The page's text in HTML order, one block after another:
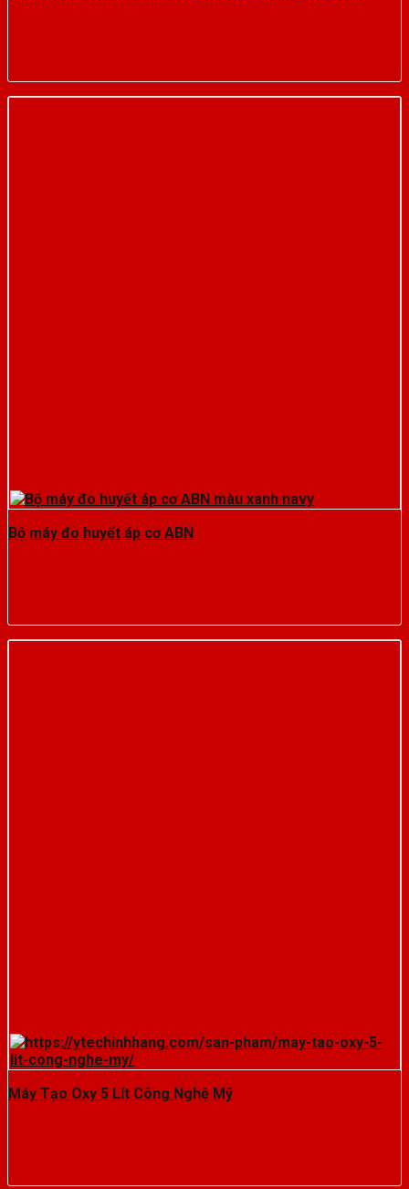
Bộ máy đo huyết áp cơ ABN
Máy Tạo Oxy 5 Lít Công Nghệ Mỹ